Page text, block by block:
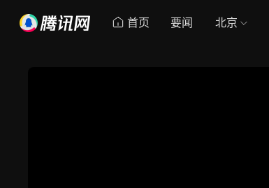
首页 要闻 北京